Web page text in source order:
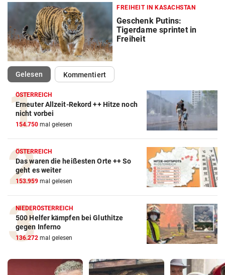
FREIHEIT IN KASACHSTAN
Geschenk Putins:
Tigerdame sprintet in
Freiheit
Gelesen(ausgewählt)Kommentiert
ÖSTERREICH
Erneuter Allzeit-Rekord ++ Hitze noch
nicht vorbei
154.750 mal gelesen
ÖSTERREICH
Das waren die heißesten Orte ++ So
geht es weiter
153.959 mal gelesen
NIEDERÖSTERREICH
500 Helfer kämpfen bei Gluthitze
gegen Inferno
136.272 mal gelesen